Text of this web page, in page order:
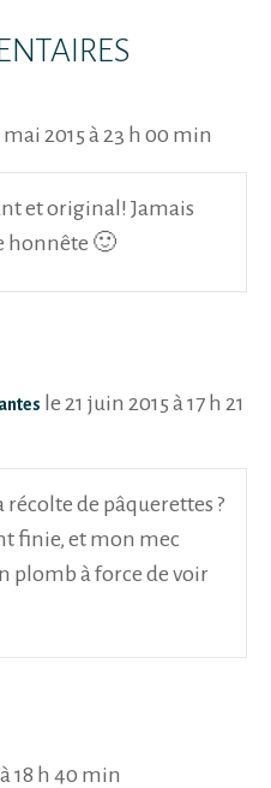
mai 2015 à 23 h 00 min
et original! Jamais
honnête 🙂
le 21 juin 2015 à 17 h 21
de pâquerettes ?
finie, et mon mec
plomb à force de voir
18 h 40 min